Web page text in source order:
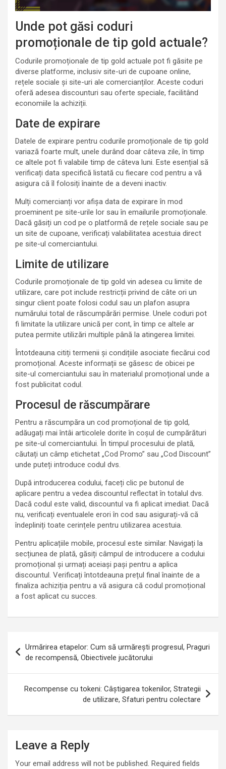
Unde pot găsi coduri
promoționale de tip gold actuale?
Codurile promoționale de tip gold actuale pot fi găsite pe
diverse platforme, inclusiv site-uri de cupoane online,
rețele sociale și site-uri ale comercianților. Aceste coduri
oferă adesea discounturi sau oferte speciale, facilitând
economiile la achiziții.
Date de expirare
Datele de expirare pentru codurile promoționale de tip gold
variază foarte mult, unele durând doar câteva zile, în timp
ce altele pot fi valabile timp de câteva luni. Este esențial să
verificați data specifică listată cu fiecare cod pentru a vă
asigura că îl folosiți înainte de a deveni inactiv.
Mulți comercianți vor afișa data de expirare în mod
proeminent pe site-urile lor sau în emailurile promoționale.
Dacă găsiți un cod pe o platformă de rețele sociale sau pe
un site de cupoane, verificați valabilitatea acestuia direct
pe site-ul comerciantului.
Limite de utilizare
Codurile promoționale de tip gold vin adesea cu limite de
utilizare, care pot include restricții privind de câte ori un
singur client poate folosi codul sau un plafon asupra
numărului total de răscumpărări permise. Unele coduri pot
fi limitate la utilizare unică per cont, în timp ce altele ar
putea permite utilizări multiple până la atingerea limitei.
Întotdeauna citiți termenii și condițiile asociate fiecărui cod
promoțional. Aceste informații se găsesc de obicei pe
site-ul comerciantului sau în materialul promoțional unde a
fost publicitat codul.
Procesul de răscumpărare
Pentru a răscumpăra un cod promoțional de tip gold,
adăugați mai întâi articolele dorite în coșul de cumpărături
pe site-ul comerciantului. În timpul procesului de plată,
căutați un câmp etichetat „Cod Promo” sau „Cod Discount”
unde puteți introduce codul dvs.
După introducerea codului, faceți clic pe butonul de
aplicare pentru a vedea discountul reflectat în totalul dvs.
Dacă codul este valid, discountul va fi aplicat imediat. Dacă
nu, verificați eventualele erori în cod sau asigurați-vă că
îndepliniți toate cerințele pentru utilizarea acestuia.
Pentru aplicațiile mobile, procesul este similar. Navigați la
secțiunea de plată, găsiți câmpul de introducere a codului
promoțional și urmați aceiași pași pentru a aplica
discountul. Verificați întotdeauna prețul final înainte de a
finaliza achiziția pentru a vă asigura că codul promoțional
a fost aplicat cu succes.
navigation
Urmărirea etapelor: Cum să urmărești progresul, Praguri
de recompensă, Obiectivele jucătorului
Recompense cu tokeni: Câștigarea tokenilor, Strategii
de utilizare, Sfaturi pentru colectare
Leave a Reply
Your email address will not be published. Required fields